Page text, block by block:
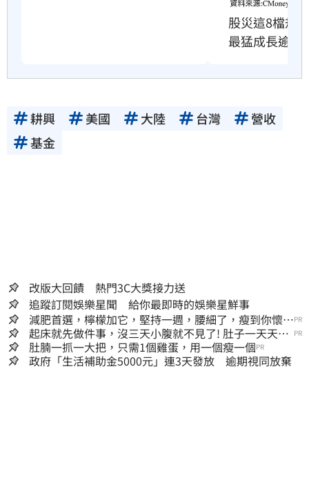
股災這8檔規
最猛成長逾
耕興 美國 大陸 台灣
營收
基金
改版大回饋 熱門3C大獎接力送
追蹤訂閱娛樂星聞 給你最即時的娛樂星鮮事
減肥首選，檸檬加它，堅持一週，腰細了，瘦到你懷疑
人生
PR
起床就先做件事，沒三天小腹就不見了! 肚子一天天變
小！
PR
肚腩一抓一大把，只需1個雞蛋，用一個瘦一個PR
政府「生活補助金5000元」連3天發放 逾期視同放棄